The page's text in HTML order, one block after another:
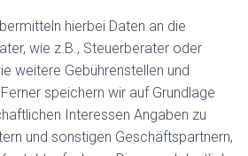
hierbei Daten an die
wie z.B., Steuerberater oder
weitere Gebührenstellen und
speichern wir auf Grundlage
Interessen Angaben zu
und sonstigen Geschäftspartnern,